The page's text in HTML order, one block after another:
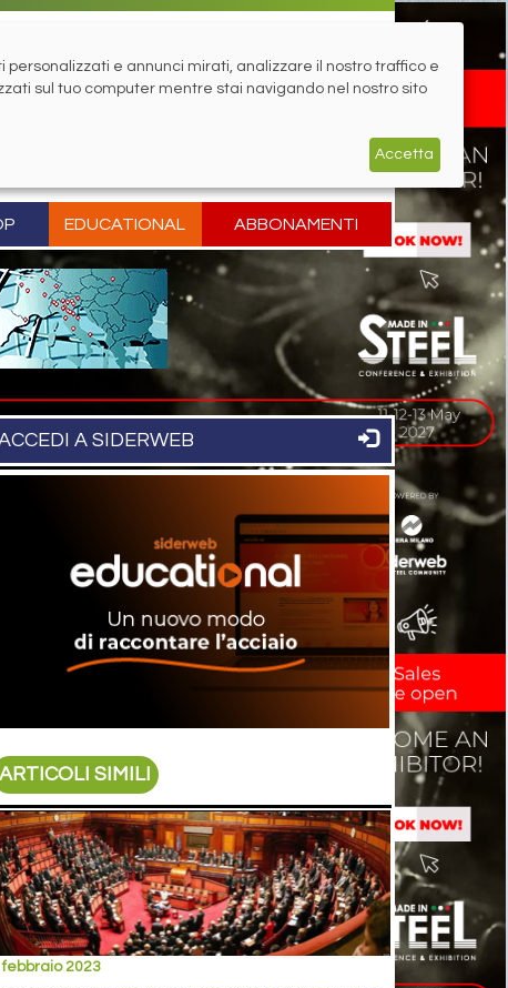
EDUCATIONAL ABBONAMENTI
A SIDERWEB
ARTICOLI SIMILI
febbraio 2023
e annunci mirati, analizzare il nostro traffico e
sul tuo computer mentre stai navigando nel nostro sito
Accetta